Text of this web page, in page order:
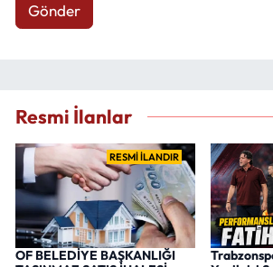
Gönder
Resmi İlanlar
RESMİ İLANDIR
OF BELEDİYE BAŞKANLIĞI